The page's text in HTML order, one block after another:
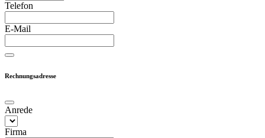
Telefon
E-Mail
Rechnungsadresse
Anrede
Firma